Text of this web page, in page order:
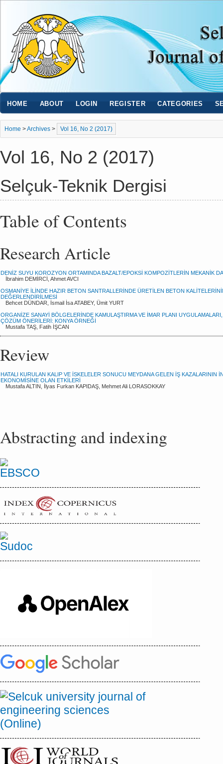
HOME ABOUT LOGIN REGISTER CATEGORIES
Home >Archives > Vol 16, No 2 (2017)
Vol 16, No 2 (2017)
Selçuk-Teknik Dergisi
Table of Contents
Research Article
DENİZ SUYU KOROZYON ORTAMINDA BAZALT/EPOKSİ KOMPOZİTLERİN MEKANİK
İbrahim DEMİRCİ, Ahmet AVCI
OSMANİYE İLİNDE HAZIR BETON SANTRALLERİNDE ÜRETİLEN BETON
DEĞERLENDİRİLMESİ
Behcet DÜNDAR, İsmail İsa ATABEY, Ümit YURT
ORGANİZE SANAYİ BÖLGELERİNDE KAMULAŞTIRMA VE İMAR PLANI
ÇÖZÜM ÖNERİLERİ: KONYA ÖRNEĞİ
Mustafa TAŞ, Fatih İŞCAN
Review
HATALI KURULAN KALIP VE İSKELELER SONUCU MEYDANA GELEN İŞ KAZALARININ
EKONOMİSİNE OLAN ETKİLERİ
Mustafa ALTIN, İlyas Furkan KAPIDAŞ, Mehmet Ali LORASOKKAY
Abstracting and indexing